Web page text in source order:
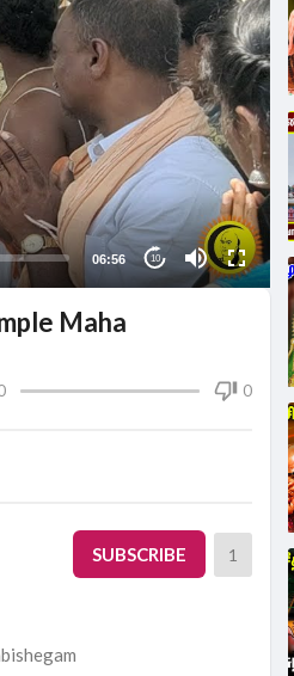
06:56 10
Maha
0
SUBSCRIBE 1